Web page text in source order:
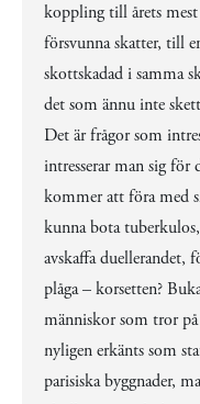
koppling till årets
försvunna skatter, till
skottskadad i samma
det som ännu inte
Det är frågor som
intresserar man sig för
kommer att föra med
kunna bota
avskaffa duellerandet,
plåga – korsetten?
människor som tror
nyligen erkänts som
parisiska byggnader,